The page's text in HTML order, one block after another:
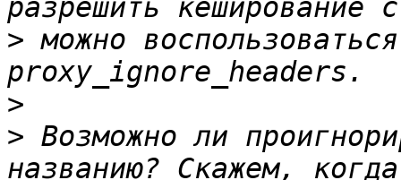
> можно
>
> Возможно ли